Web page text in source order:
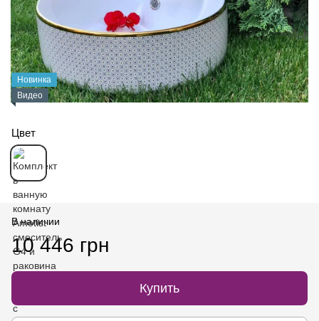
Новинка
Видео
Цвет
В наличии
10 446 грн
Купить